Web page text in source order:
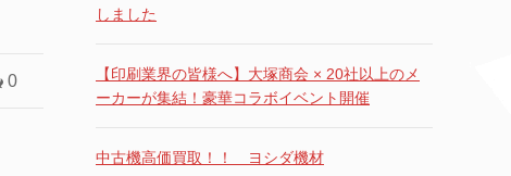
0
しました
【印刷業界の皆様へ】大塚商会 × 20社以上のメ
ーカーが集結！豪華コラボイベント開催
中古機高価買取！！ ヨシダ機材